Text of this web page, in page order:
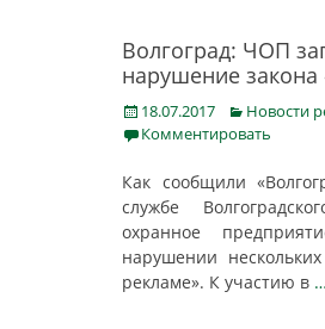
Волгоград: ЧОП
нарушение закона
Posted
on
18.07.2017 Categories
Новости
Комментировать
Как сообщили
службе
охранное
нарушении
рекламе». К участию в